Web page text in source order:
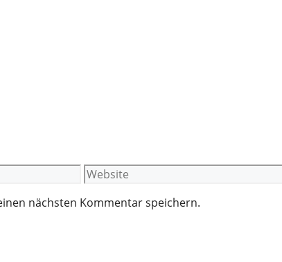
Website
nächsten Kommentar speichern.